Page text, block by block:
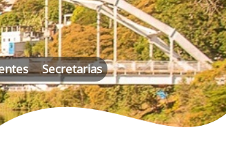
Secretarias